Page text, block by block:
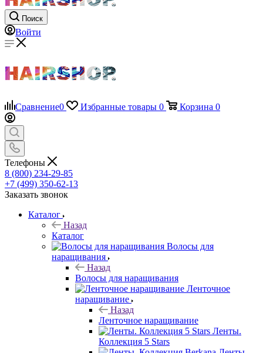
Поиск
Войти
Сравнение0 Избранные товары 0 Корзина 0
Телефоны
8 (800) 234-29-85
+7 (499) 350-62-13
Заказать звонок
Каталог
Назад
Каталог
Волосы для
наращивания
Назад
Волосы для наращивания
Ленточное
наращивание
Назад
Ленточное наращивание
Ленты.
Коллекция 5 Stars